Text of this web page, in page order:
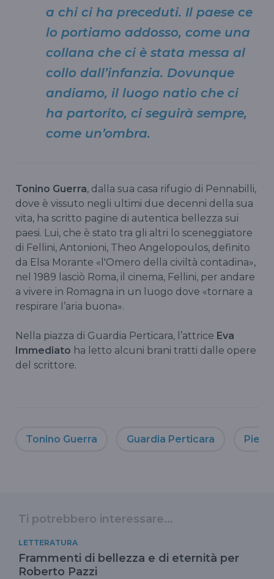
a chi ci ha preceduti. Il paese ce
lo portiamo addosso, come una
collana che ci è stata messa al
collo dall’infanzia. Dovunque
andiamo, il luogo natio che ci
ha partorito, ci seguirà sempre,
come un’ombra.
Tonino Guerra, dalla sua casa rifugio di Pennabilli,
dove è vissuto negli ultimi due decenni della sua
vita, ha scritto pagine di autentica bellezza sui
paesi. Lui, che è stato tra gli altri lo sceneggiatore
di Fellini, Antonioni, Theo Angelopoulos, definito
da Elsa Morante «l'Omero della civiltà contadina»,
nel 1989 lasciò Roma, il cinema, Fellini, per andare
a vivere in Romagna in un luogo dove «tornare a
respirare l’aria buona».
Nella piazza di Guardia Perticara, l’attrice Eva
Immediato ha letto alcuni brani tratti dalle opere
del scrittore.
Tonino Guerra Guardia Perticara
Ti potrebbero interessare...
LETTERATURA
Frammenti di bellezza e di eternità per
Roberto Pazzi